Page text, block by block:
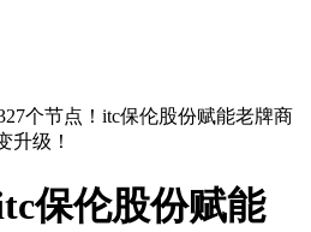
个节点！itc保伦股份赋能老牌商
升级！
保伦股份赋能